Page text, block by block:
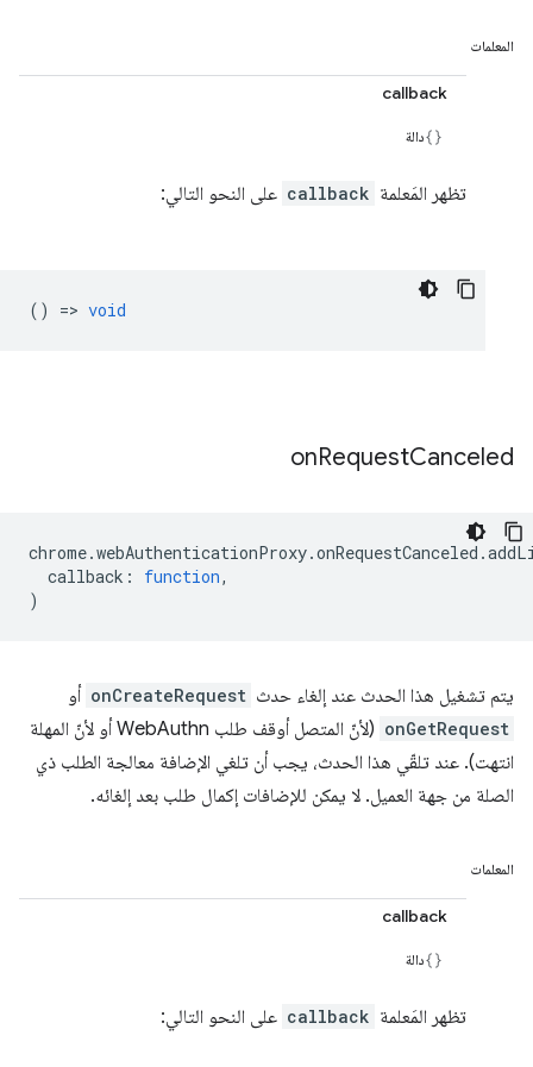
المعلمات
callback
دالة
تظهر المَعلمة callback على النحو التالي:
() => void
onRequestCanceled
chrome.webAuthenticationProxy.onRequestCanceled .
callback : function,
)
يتم تشغيل هذا الحدث عند إلغاء حدث onCreateRequest أو
onGetRequest
(لأنّ المتصل أوقف طلب WebAuthn أو لأنّ المهلة
انتهت). عند تلقّي هذا الحدث، يجب أن تلغي الإضافة معالجة الطلب ذي
الصلة من جهة العميل. لا يمكن للإضافات إكمال طلب بعد إلغائه.
المعلمات
callback
دالة
تظهر المَعلمة callback على النحو التالي: